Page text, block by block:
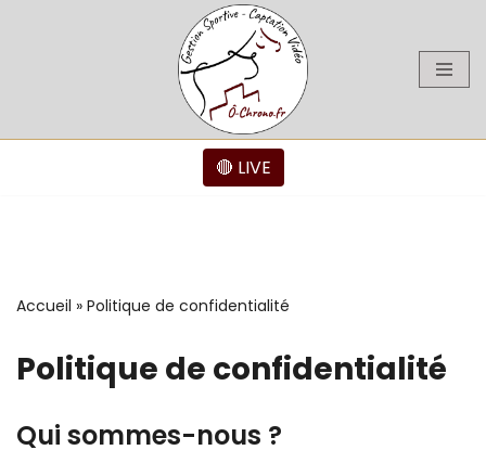
🔴 LIVE
Accueil » Politique de confidentialité
Politique de confidentialité
Qui sommes-nous ?